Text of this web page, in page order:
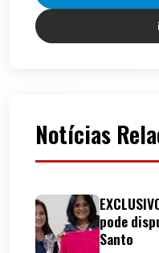
Notícias
pode
Santo